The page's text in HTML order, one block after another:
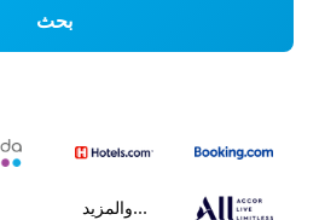
بحث
...والمزيد